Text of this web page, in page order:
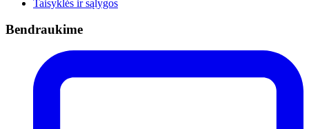
Taisyklės ir sąlygos
Bendraukime